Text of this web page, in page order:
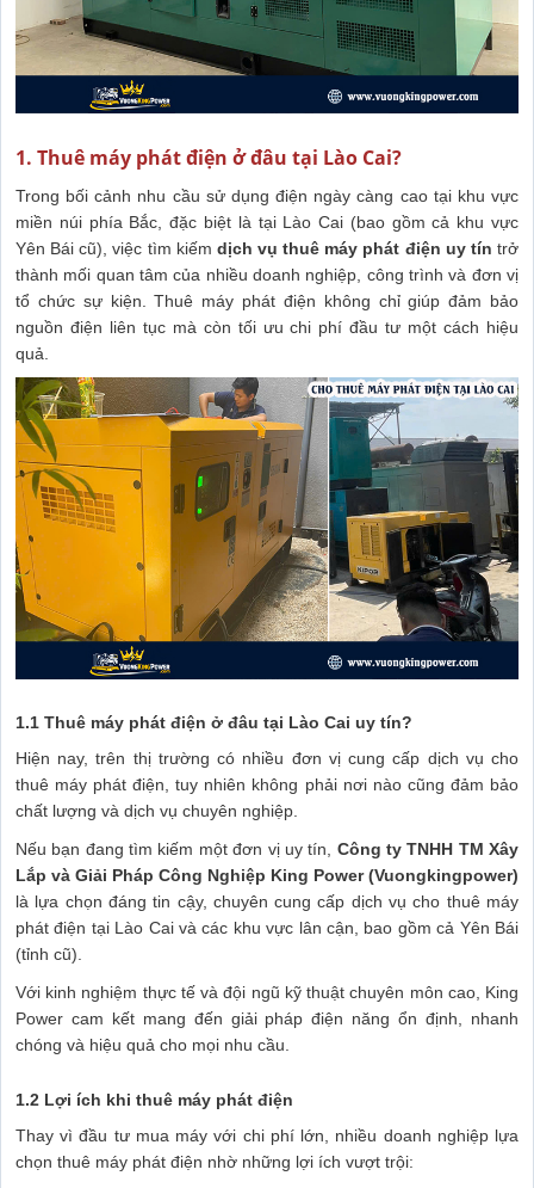
1. Thuê máy phát điện ở đâu tại Lào Cai?
Trong bối cảnh nhu cầu sử dụng điện ngày càng cao tại khu vực
miền núi phía Bắc, đặc biệt là tại Lào Cai (bao gồm cả khu vực
Yên Bái cũ), việc tìm kiếm dịch vụ thuê máy phát điện uy tín trở
thành mối quan tâm của nhiều doanh nghiệp, công trình và đơn vị
tổ chức sự kiện. Thuê máy phát điện không chỉ giúp đảm bảo
nguồn điện liên tục mà còn tối ưu chi phí đầu tư một cách hiệu
quả.
1.1 Thuê máy phát điện ở đâu tại Lào Cai uy tín?
Hiện nay, trên thị trường có nhiều đơn vị cung cấp dịch vụ cho
thuê máy phát điện, tuy nhiên không phải nơi nào cũng đảm bảo
chất lượng và dịch vụ chuyên nghiệp.
Nếu bạn đang tìm kiếm một đơn vị uy tín, Công ty TNHH TM Xây
Lắp và Giải Pháp Công Nghiệp King Power (Vuongkingpower)
là lựa chọn đáng tin cậy, chuyên cung cấp dịch vụ cho thuê máy
phát điện tại Lào Cai và các khu vực lân cận, bao gồm cả Yên Bái
(tỉnh cũ).
Với kinh nghiệm thực tế và đội ngũ kỹ thuật chuyên môn cao, King
Power cam kết mang đến giải pháp điện năng ổn định, nhanh
chóng và hiệu quả cho mọi nhu cầu.
1.2 Lợi ích khi thuê máy phát điện
Thay vì đầu tư mua máy với chi phí lớn, nhiều doanh nghiệp lựa
chọn thuê máy phát điện nhờ những lợi ích vượt trội: